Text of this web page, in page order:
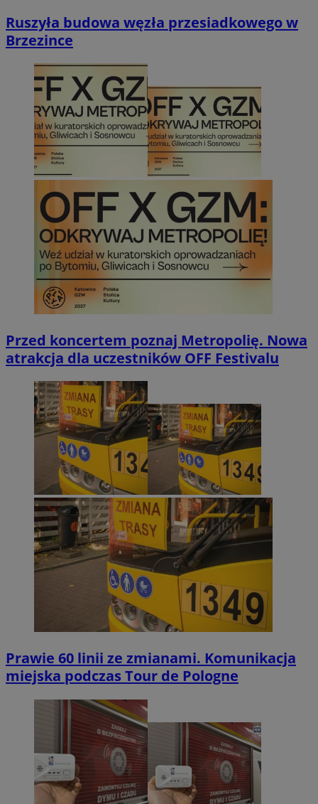
Ruszyła budowa węzła przesiadkowego w
Brzezince
Przed koncertem poznaj Metropolię. Nowa
atrakcja dla uczestników OFF Festivalu
Prawie 60 linii ze zmianami. Komunikacja
miejska podczas Tour de Pologne